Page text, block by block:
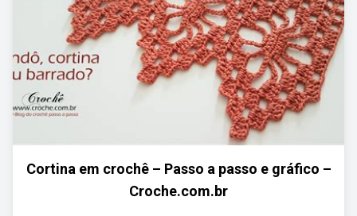
Cortina em crochê – Passo a passo e gráfico –
Croche.com.br